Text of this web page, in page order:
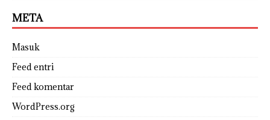
META
Masuk
Feed entri
Feed komentar
WordPress.org